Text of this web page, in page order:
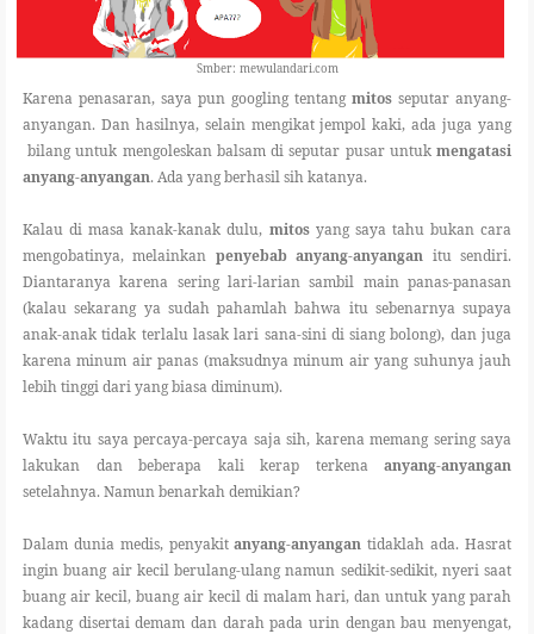
Smber: mewulandari.com
Karena penasaran, saya pun googling tentang mitos seputar anyang-
anyangan. Dan hasilnya, selain mengikat jempol kaki, ada juga yang
bilang untuk mengoleskan balsam di seputar pusar untuk mengatasi
anyang-anyangan. Ada yang berhasil sih katanya.
Kalau di masa kanak-kanak dulu, mitosyang saya tahu bukan cara
mengobatinya, melainkan penyebab anyang-anyangan itu sendiri.
Diantaranya karena sering lari-larian sambil main panas-panasan
(kalau sekarang ya sudah pahamlah bahwa itu sebenarnya supaya
anak-anak tidak terlalu lasak lari sana-sini di siang bolong), dan juga
karena minum air panas (maksudnya minum air yang suhunya jauh
lebih tinggi dari yang biasa diminum).
Waktu itu saya percaya-percaya saja sih, karena memang sering saya
lakukan dan beberapa kali kerap terkena anyang-anyangan
setelahnya. Namun benarkah demikian?
Dalam dunia medis, penyakitanyang-anyangan tidaklah ada. Hasrat
ingin buang air kecil berulang-ulang namun sedikit-sedikit, nyeri saat
buang air kecil, buang air kecil di malam hari, dan untuk yang parah
kadang disertai demam dan darah pada urin dengan bau menyengat,